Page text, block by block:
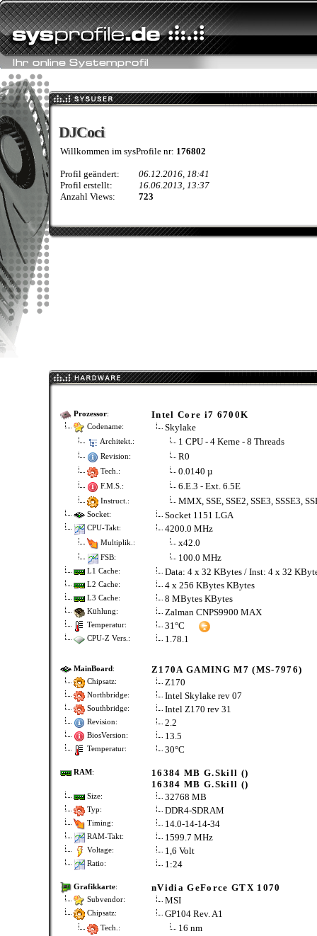
DJCoci
DJCoci
Willkommen im sysProfile nr: 176802
Profil geändert:
06.12.2016, 18:41
Profil erstellt:
16.06.2013, 13:37
Anzahl Views:
723
Prozessor: Intel Core i7 6700K
Codename: Skylake
Architekt.: 1 CPU - 4 Kerne - 8 Threads
Revision: R0
Tech.: 0.0140 µ
F.M.S.: 6.E.3 - Ext. 6.5E
Instruct.: MMX, SSE, SSE2, SSE3, SSSE3,
Socket: Socket 1151 LGA
CPU-Takt: 4200.0 MHz
Multiplik.: x42.0
FSB: 100.0 MHz
L1 Cache: Data: 4 x 32 KBytes / Inst: 4 x 32
L2 Cache: 4 x 256 KBytes KBytes
L3 Cache: 8 MBytes KBytes
Kühlung: Zalman CNPS9900 MAX
Temperatur: 31°C
CPU-Z Vers.: 1.78.1
MainBoard: Z170A GAMING M7 (MS-7976)
Chipsatz: Z170
Northbridge: Intel Skylake rev 07
Southbridge: Intel Z170 rev 31
Revision: 2.2
BiosVersion: 13.5
Temperatur: 30°C
RAM:
16384 MB G.Skill ()
16384 MB G.Skill ()
Size: 32768 MB
Typ: DDR4-SDRAM
Timing: 14.0-14-14-34
RAM-Takt: 1599.7 MHz
Voltage: 1,6 Volt
Ratio: 1:24
Grafikkarte: nVidia GeForce GTX 1070
Subvendor: MSI
Chipsatz: GP104 Rev. A1
Tech.: 16 nm